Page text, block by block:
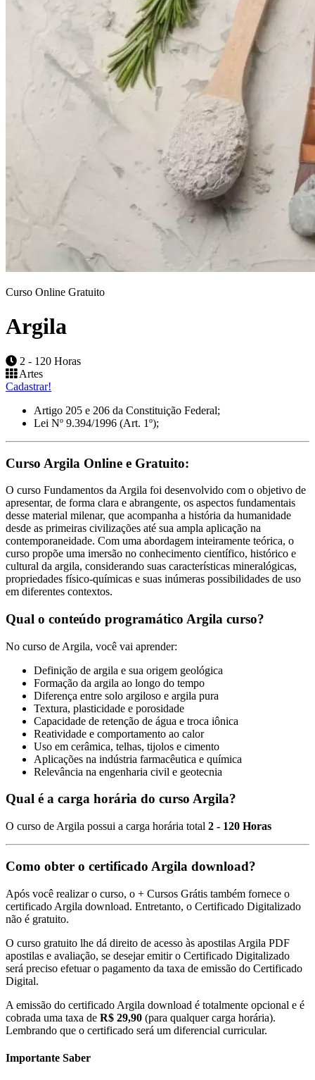
Curso Online Gratuito
Argila
2 - 120 Horas
Artes
Cadastrar!
Artigo 205 e 206 da Constituição Federal;
Lei Nº 9.394/1996 (Art. 1º);
Curso Argila Online e Gratuito:
O curso Fundamentos da Argila foi desenvolvido com o objetivo de
apresentar, de forma clara e abrangente, os aspectos fundamentais
desse material milenar, que acompanha a história da humanidade
desde as primeiras civilizações até sua ampla aplicação na
contemporaneidade. Com uma abordagem inteiramente teórica, o
curso propõe uma imersão no conhecimento científico, histórico e
cultural da argila, considerando suas características mineralógicas,
propriedades físico-químicas e suas inúmeras possibilidades de uso
em diferentes contextos.
Qual o conteúdo programático Argila curso?
No curso de Argila, você vai aprender:
Definição de argila e sua origem geológica
Formação da argila ao longo do tempo
Diferença entre solo argiloso e argila pura
Textura, plasticidade e porosidade
Capacidade de retenção de água e troca iônica
Reatividade e comportamento ao calor
Uso em cerâmica, telhas, tijolos e cimento
Aplicações na indústria farmacêutica e química
Relevância na engenharia civil e geotecnia
Qual é a carga horária do curso Argila?
O curso de Argila possui a carga horária total 2 - 120 Horas
Como obter o certificado Argila download?
Após você realizar o curso, o + Cursos Grátis também fornece o
certificado Argila download. Entretanto, o Certificado Digitalizado
não é gratuito.
O curso gratuito lhe dá direito de acesso às apostilas Argila PDF
apostilas e avaliação, se desejar emitir o Certificado Digitalizado
será preciso efetuar o pagamento da taxa de emissão do Certificado
Digital.
A emissão do certificado Argila download é totalmente opcional e é
cobrada uma taxa de R$ 29,90 (para qualquer carga horária).
Lembrando que o certificado será um diferencial curricular.
Importante Saber